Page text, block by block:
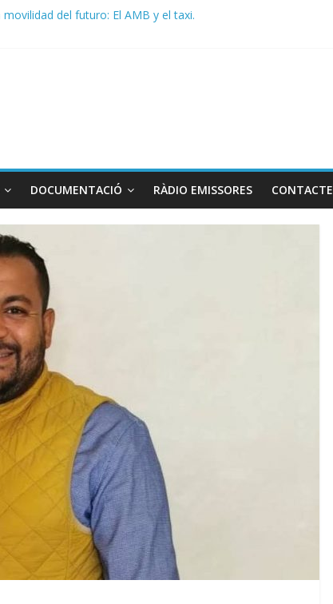
del futuro: El AMB y el taxi.
DOCUMENTACIÓ RÀDIO EMISSORES CONTACTE